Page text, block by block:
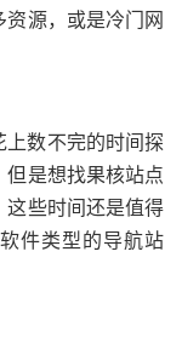
源，或是冷门网
数不完的时间探
是想找果核站点
这些时间还是值得
件类型的导航站